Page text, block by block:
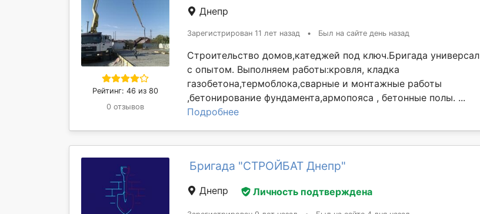
Рейтинг: 46 из 80
0 отзывов
Днепр
Зарегистрирован 11 лет назад • Был на сайте день назад
Строительство домов,катеджей под ключ.Бригада универсал
с опытом. Выполняем работы:кровля, кладка
газобетона,термоблока,сварные и монтажные работы
,бетонирование фундамента,армопояса , бетонные полы. ...
Подробнее
Бригада "СТРОЙБАТ Днепр"
Днепр Личность подтверждена